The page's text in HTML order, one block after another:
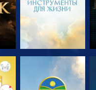
СМОТРЕТЬ